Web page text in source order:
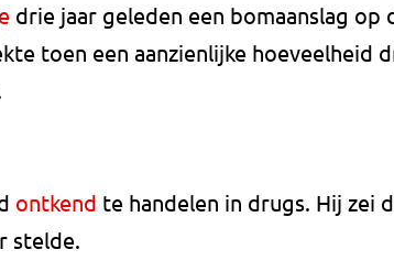
drie jaar geleden een bomaanslag op
toen een aanzienlijke hoeveelheid
ontkend te handelen in drugs. Hij zei
stelde.